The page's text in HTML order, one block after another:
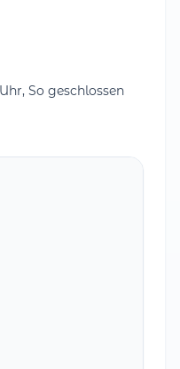
So geschlossen